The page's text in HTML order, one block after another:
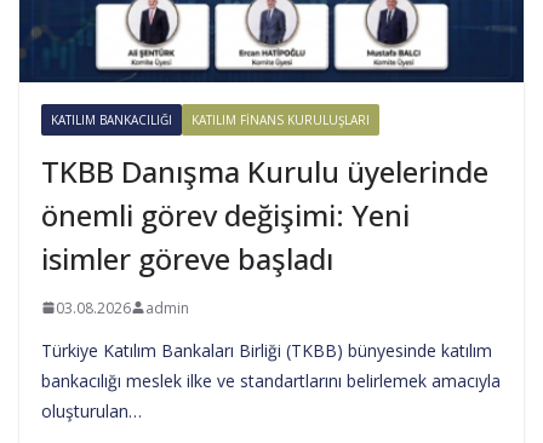
KATILIM BANKACILIĞI KATILIM FINANS KURULUŞLARI
TKBB Danışma Kurulu üyelerinde
önemli görev değişimi: Yeni
isimler göreve başladı
03.08.2026 admin
Türkiye Katılım Bankaları Birliği (TKBB) bünyesinde katılım
bankacılığı meslek ilke ve standartlarını belirlemek amacıyla
oluşturulan…